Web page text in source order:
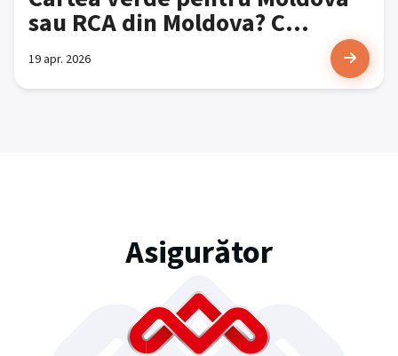
sau RCA din Moldova? C...
19 apr. 2026
Asigurător